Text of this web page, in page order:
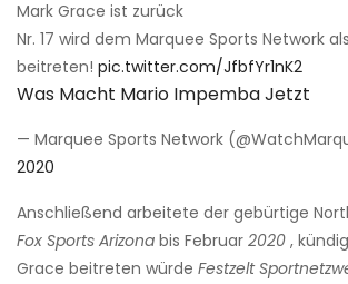
Mark Grace ist zurück
Nr. 17 wird dem Marquee Sports Network
beitreten! pic.twitter.com/JfbfYr1nK2
Was Macht Mario Impemba Jetzt
— Marquee Sports Network
2020
Anschließend arbeitete der gebürtige
Fox Sports Arizona bis Februar 2020 ,
Grace beitreten würde Festzelt